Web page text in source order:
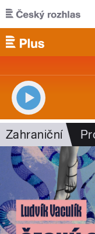
Přejít k hlavnímu
Zahraniční